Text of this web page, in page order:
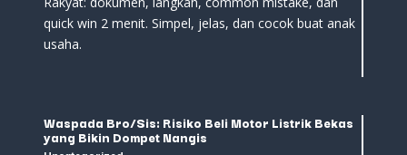
quick win 2 menit. Simpel, jelas, dan cocok buat anak
usaha.
Waspada Bro/Sis: Risiko Beli Motor Listrik Bekas
yang Bikin Dompet Nangis